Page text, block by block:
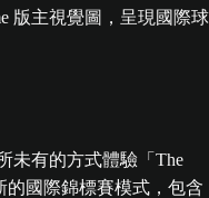
未有的方式體驗「The
的國際錦標賽模式，包含